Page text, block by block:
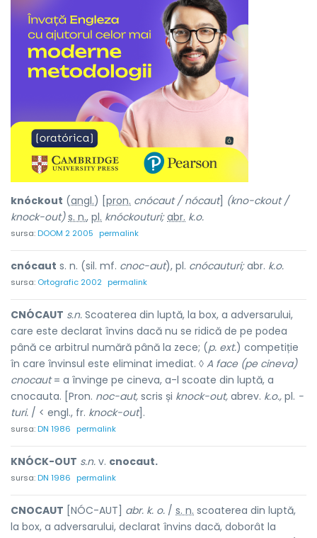
knóckout (angl.) [ pron. cnócaut / nócaut] (kno-ckout /
knock-out) s. n., pl. knóckouturi; abr. k.o.
sursa:DOOM 2 2005 permalink
cnócaut s. n. (sil. mf. cnoc-aut), pl. cnócauturi;abr. k.o.
sursa: Ortografic 2002 permalink
CNÓCAUT s.n. Scoaterea din luptă, la box, a adversarului,
care este declarat învins dacă nu se ridică de pe podea
până ce arbitrul numără până la zece; (p. ext.) competiție
în care învinsul este eliminat imediat. ◊ A face (pe cineva)
cnocaut= a învinge pe cineva, a-l scoate din luptă, a
cnocauta. [Pron. noc-aut, scris și knock-out, abrev. k.o., pl. -
turi. / < engl., fr. knock-out].
sursa:DN 1986 permalink
KNÓCK-OUT s.n. v. cnocaut.
sursa:DN 1986 permalink
CNOCAUT [NÓC-AUT] abr. k. o. / s. n. scoaterea din luptă,
la box, a adversarului, declarat învins dacă, doborât la